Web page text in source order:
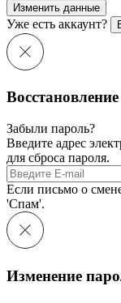
Изменить данные
Уже есть аккаунт?
Забыли пароль?
Введите адрес
для сброса пароля.
Если письмо о
'Спам'.
Изменение